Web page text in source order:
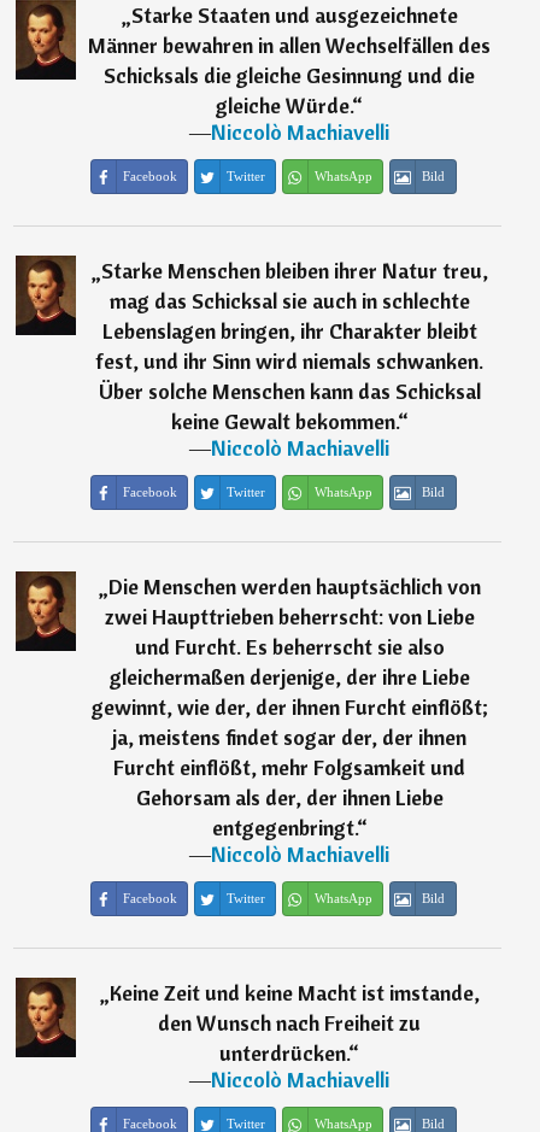
„Starke Staaten und ausgezeichnete
Männer bewahren in allen Wechselfällen des
Schicksals die gleiche Gesinnung und die
gleiche Würde.“
―Niccolò Machiavelli
Facebook Twitter WhatsApp Bild
„Starke Menschen bleiben ihrer Natur treu,
mag das Schicksal sie auch in schlechte
Lebenslagen bringen, ihr Charakter bleibt
fest, und ihr Sinn wird niemals schwanken.
Über solche Menschen kann das Schicksal
keine Gewalt bekommen.“
―Niccolò Machiavelli
Facebook Twitter WhatsApp Bild
„Die Menschen werden hauptsächlich von
zwei Haupttrieben beherrscht: von Liebe
und Furcht. Es beherrscht sie also
gleichermaßen derjenige, der ihre Liebe
gewinnt, wie der, der ihnen Furcht einflößt;
ja, meistens findet sogar der, der ihnen
Furcht einflößt, mehr Folgsamkeit und
Gehorsam als der, der ihnen Liebe
entgegenbringt.“
―Niccolò Machiavelli
Facebook Twitter WhatsApp Bild
„Keine Zeit und keine Macht ist imstande,
den Wunsch nach Freiheit zu
unterdrücken.“
―Niccolò Machiavelli
Facebook Twitter WhatsApp Bild